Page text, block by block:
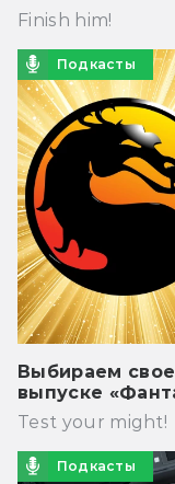
Finish him!
Подкасты
Выбираем
выпуске
Test your might!
Подкасты